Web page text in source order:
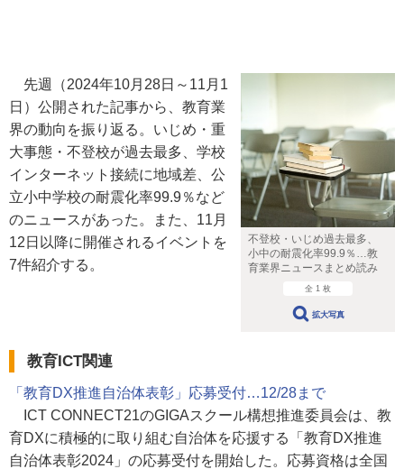
不登校・いじめ過去最多、
小中の耐震化率99.9％…教
育業界ニュースまとめ読み
全 1 枚
拡大写真
先週（2024年10月28日～11月1
日）公開された記事から、教育業
界の動向を振り返る。いじめ・重
大事態・不登校が過去最多、学校
インターネット接続に地域差、公
立小中学校の耐震化率99.9％など
のニュースがあった。また、11月
12日以降に開催されるイベントを
7件紹介する。
教育ICT関連
「教育DX推進自治体表彰」応募受付…12/28まで
ICT CONNECT21のGIGAスクール構想推進委員会は、教
育DXに積極的に取り組む自治体を応援する「教育DX推進
自治体表彰2024」の応募受付を開始した。応募資格は全国